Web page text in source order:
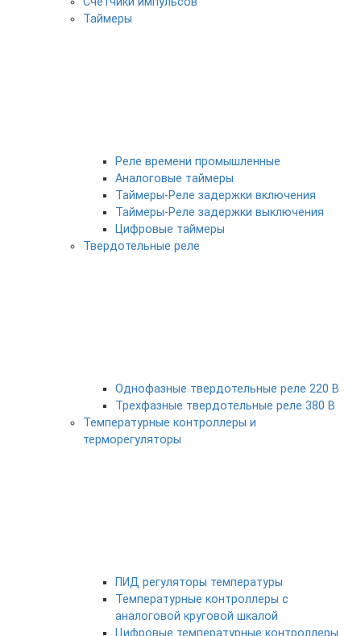
Таймеры
Реле времени промышленные
Аналоговые таймеры
Таймеры-Реле задержки включения
Таймеры-Реле задержки выключения
Цифровые таймеры
Твердотельные реле
Однофазные твердотельные реле 220 В
Трехфазные твердотельные реле 380 В
Температурные контроллеры и
терморегуляторы
ПИД регуляторы температуры
Температурные контроллеры с
аналоговой круговой шкалой
Цифровые температурные контроллеры